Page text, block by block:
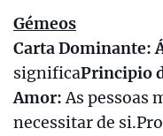
Gémeos
Carta Dominante:
significaPrincipio
Amor:As pessoas
necessitar de